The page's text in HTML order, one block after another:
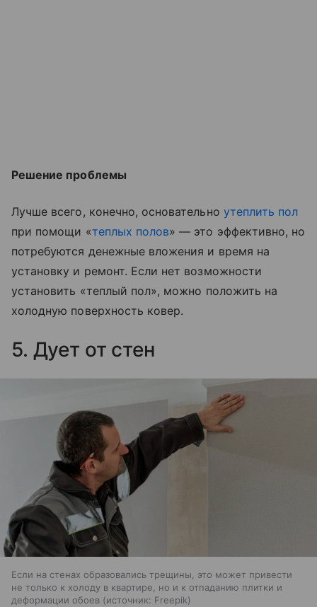
Решение проблемы
Лучше всего, конечно, основательно утеплить пол
при помощи «теплых полов» — это эффективно, но
потребуются денежные вложения и время на
установку и ремонт. Если нет возможности
установить «теплый пол», можно положить на
холодную поверхность ковер.
5. Дует от стен
Если на стенах образовались трещины, это может привести
не только к холоду в квартире, но и к отпаданию плитки и
деформации обоев
источник: Freepik